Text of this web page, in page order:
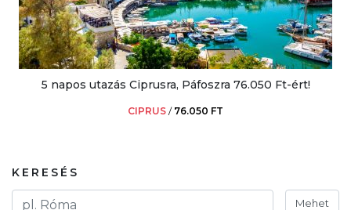
5 napos utazás Ciprusra, Páfoszra 76.050 Ft-ért!
CIPRUS / 76.050 FT
KERESÉS
Mehet